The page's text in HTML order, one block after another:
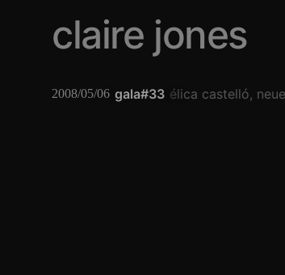
claire jones
gala#33
2008/05/06
thomas grill angélica castelló